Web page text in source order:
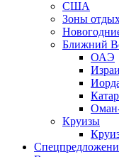
США
Зоны
Ближний
ОАЭ
Катар
Круизы